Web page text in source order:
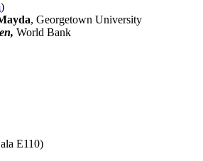
)
, Georgetown University
World Bank
E110)